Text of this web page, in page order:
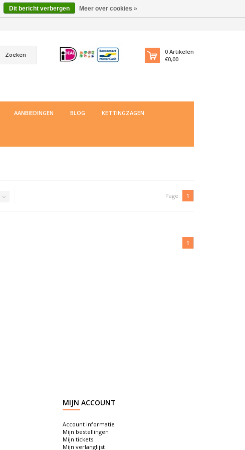
Zoeken 0 Artikelen
€0,00
AANBIEDINGEN BLOG KETTINGZAGEN
Page: 1
1
MIJN ACCOUNT
Account informatie
Mijn bestellingen
Mijn tickets
Mijn verlanglijst
Dit bericht verbergen Meer over cookies »